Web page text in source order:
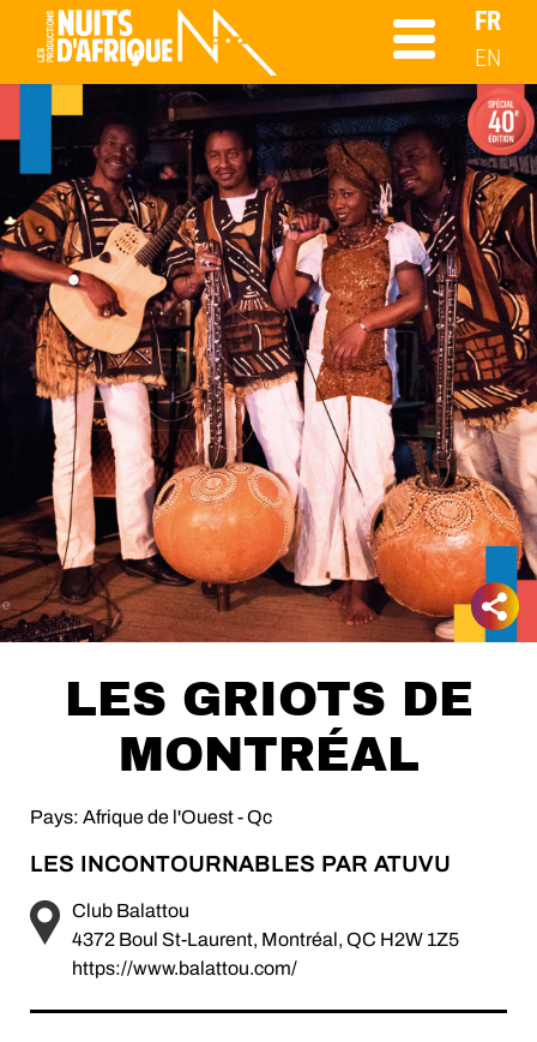
FR
EN
LES GRIOTS DE
MONTRÉAL
Pays: Afrique de l'Ouest - Qc
LES INCONTOURNABLES PAR ATUVU
Club Balattou
4372 Boul St-Laurent, Montréal, QC H2W 1Z5
https://www.balattou.com/